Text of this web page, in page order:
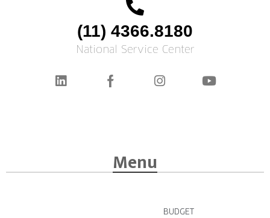
(11) 4366.8180
National Service Center
Menu
BUDGET